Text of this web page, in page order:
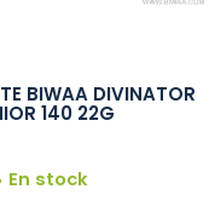
BIWAA DIVINATOR
140 22G
En stock